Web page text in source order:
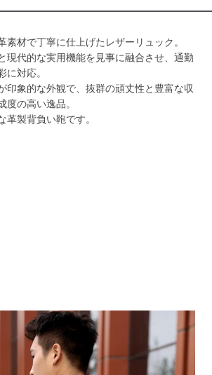
素材で丁寧に仕上げたレザーリュック。
現代的な実用機能を見事に融合させ、通勤
に対応。
印象的な外観で、抜群の頑丈性と豊富な収
度の高い逸品。
革製背負い鞄です。